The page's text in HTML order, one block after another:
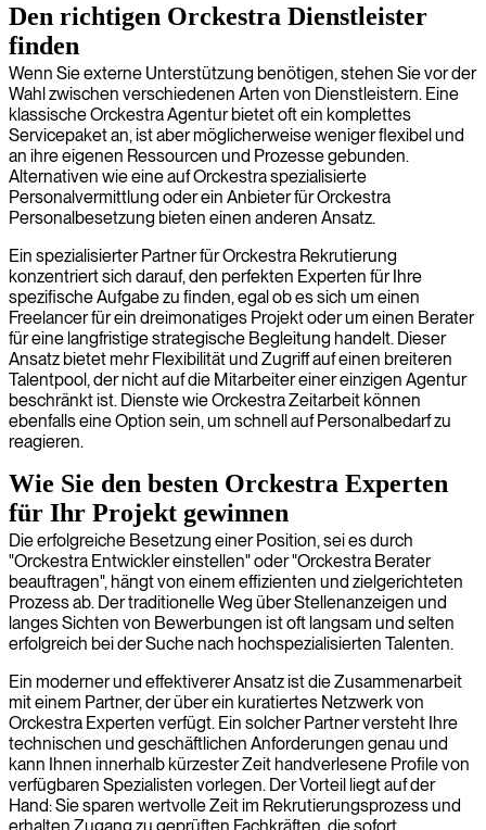
Den richtigen Orckestra Dienstleister
finden
Wenn Sie externe Unterstützung benötigen, stehen Sie vor der
Wahl zwischen verschiedenen Arten von Dienstleistern. Eine
klassische Orckestra Agentur bietet oft ein komplettes
Servicepaket an, ist aber möglicherweise weniger flexibel und
an ihre eigenen Ressourcen und Prozesse gebunden.
Alternativen wie eine auf Orckestra spezialisierte
Personalvermittlung oder ein Anbieter für Orckestra
Personalbesetzung bieten einen anderen Ansatz.
Ein spezialisierter Partner für Orckestra Rekrutierung
konzentriert sich darauf, den perfekten Experten für Ihre
spezifische Aufgabe zu finden, egal ob es sich um einen
Freelancer für ein dreimonatiges Projekt oder um einen Berater
für eine langfristige strategische Begleitung handelt. Dieser
Ansatz bietet mehr Flexibilität und Zugriff auf einen breiteren
Talentpool, der nicht auf die Mitarbeiter einer einzigen Agentur
beschränkt ist. Dienste wie Orckestra Zeitarbeit können
ebenfalls eine Option sein, um schnell auf Personalbedarf zu
reagieren.
Wie Sie den besten Orckestra Experten
für Ihr Projekt gewinnen
Die erfolgreiche Besetzung einer Position, sei es durch
"Orckestra Entwickler einstellen" oder "Orckestra Berater
beauftragen", hängt von einem effizienten und zielgerichteten
Prozess ab. Der traditionelle Weg über Stellenanzeigen und
langes Sichten von Bewerbungen ist oft langsam und selten
erfolgreich bei der Suche nach hochspezialisierten Talenten.
Ein moderner und effektiverer Ansatz ist die Zusammenarbeit
mit einem Partner, der über ein kuratiertes Netzwerk von
Orckestra Experten verfügt. Ein solcher Partner versteht Ihre
technischen und geschäftlichen Anforderungen genau und
kann Ihnen innerhalb kürzester Zeit handverlesene Profile von
verfügbaren Spezialisten vorlegen. Der Vorteil liegt auf der
Hand: Sie sparen wertvolle Zeit im Rekrutierungsprozess und
erhalten Zugang zu geprüften Fachkräften, die sofort